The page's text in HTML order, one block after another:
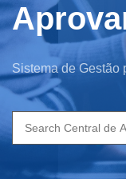
Sistema de Gestão
Search
for: